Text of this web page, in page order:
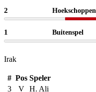
2 Hoekschoppen
1 Buitenspel
Irak
# Pos Speler
3
V H. Ali